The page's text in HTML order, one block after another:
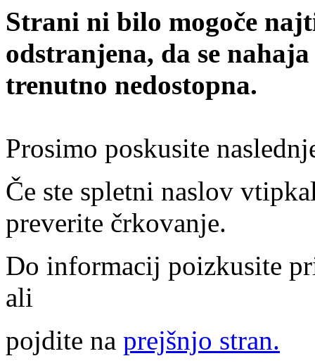
Strani ni bilo mogoče
odstranjena, da se
trenutno nedostopna.
Prosimo poskusite
Če ste spletni naslov
preverite črkovanje.
Do informacij poizkusite
ali
pojdite na prejšnjo stran.